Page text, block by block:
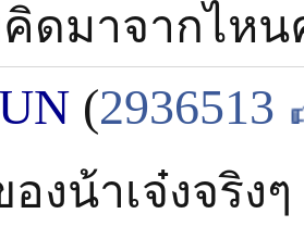
ดมาจากไหน
(2936513
งน้าเจ๋งจริง